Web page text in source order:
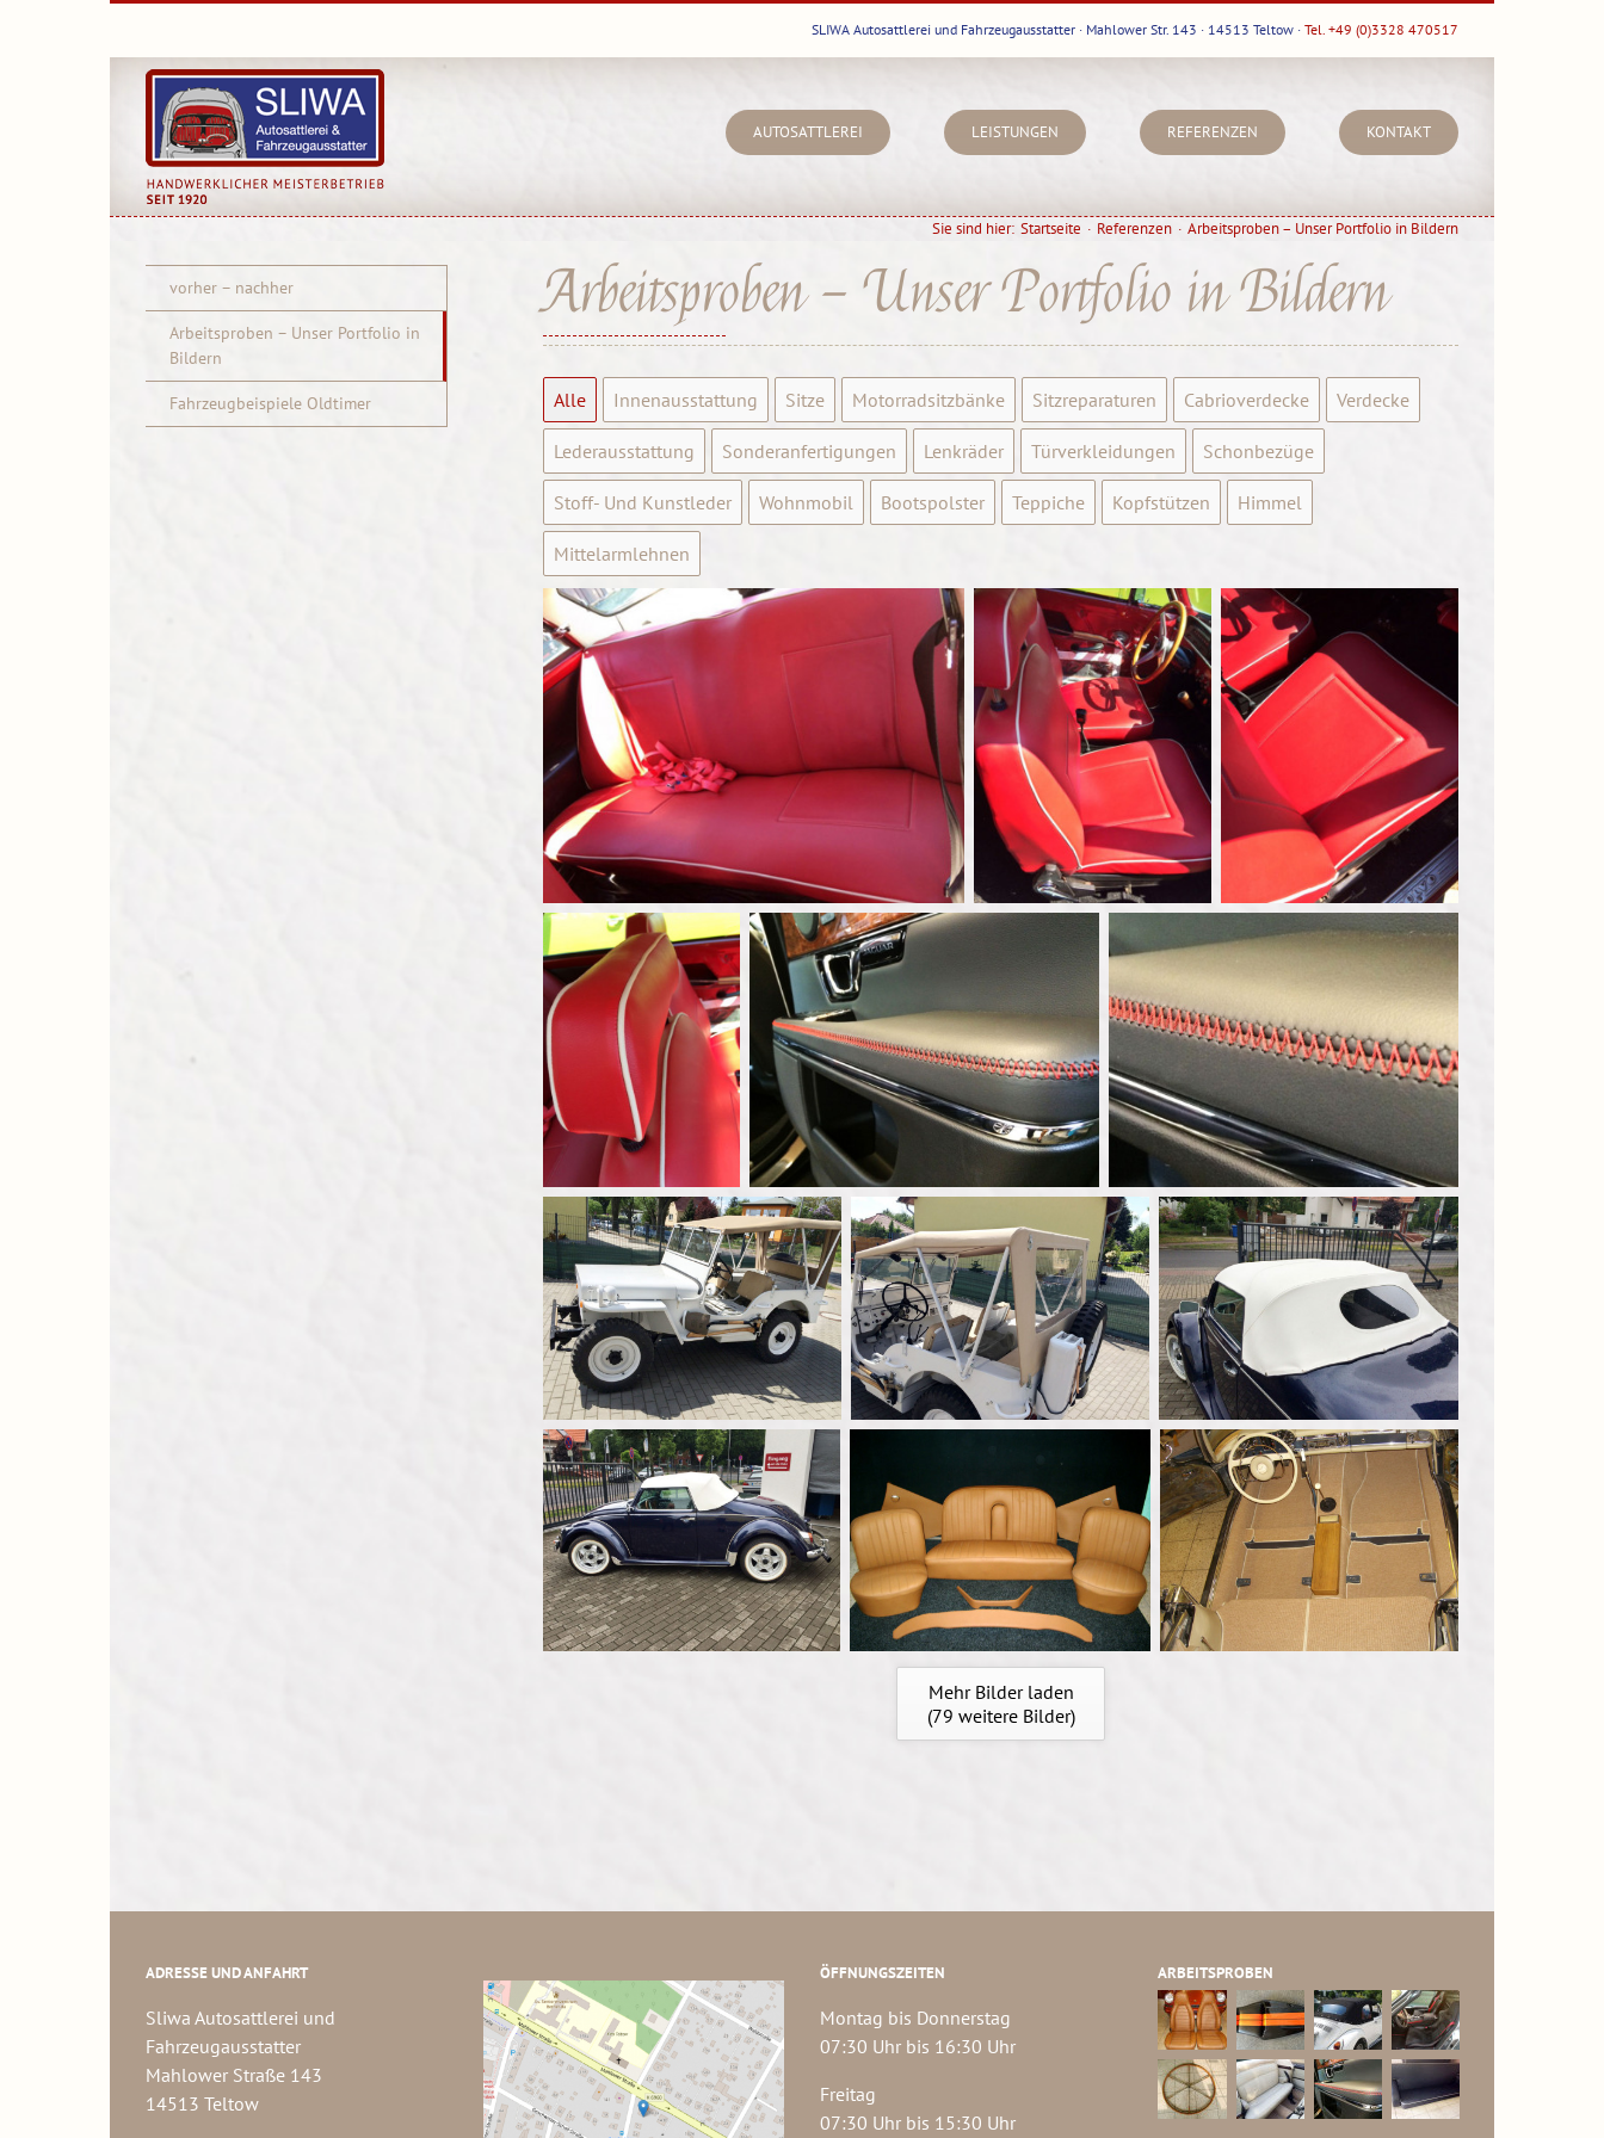
SLIWA Autosattlerei und Fahrzeugausstatter · Mahlower Str. 143 · 14513 Teltow · Tel. +49 (0)3328 470517
AUTOSATTLEREI LEISTUNGEN REFERENZEN KONTAKT
Sie sind hier: Startseite Referenzen Arbeitsproben – Unser Portfolio in Bildern
Arbeitsproben – Unser Portfolio in Bildern
Alle Innenausstattung Sitze Motorradsitzbänke Sitzreparaturen Cabrioverdecke Verdecke
Lederausstattung Sonderanfertigungen Lenkräder Türverkleidungen Schonbezüge
Stoff- Und Kunstleder Wohnmobil Bootspolster Teppiche Kopfstützen Himmel
Mittelarmlehnen
Mehr Bilder laden
(79 weitere Bilder)
vorher – nachher
Arbeitsproben – Unser Portfolio in
Bildern
Fahrzeugbeispiele Oldtimer
ADRESSE UND ANFAHRT
Sliwa Autosattlerei und
Fahrzeugausstatter
Mahlower Straße 143
14513 Teltow
ÖFFNUNGSZEITEN
Montag bis Donnerstag
07:30 Uhr bis 16:30 Uhr
Freitag
07:30 Uhr bis 15:30 Uhr
ARBEITSPROBEN